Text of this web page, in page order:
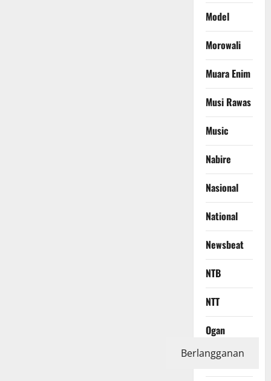
Model
Morowali
Muara Enim
Musi Rawas
Music
Nabire
Nasional
National
Newsbeat
NTB
NTT
Ogan
Ilir
Berlangganan